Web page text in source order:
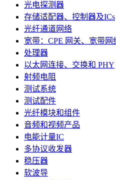
光电探测器
存储适配器、控制器及ICs
光纤通道网络
宽带：CPE 网关、宽带
处理器
以太网连接、交换和 PHY
射频电阻
测试系统
测试配件
光纤模块和组件
音频和视频产品
电能计量IC
多协议收发器
稳压器
软波导